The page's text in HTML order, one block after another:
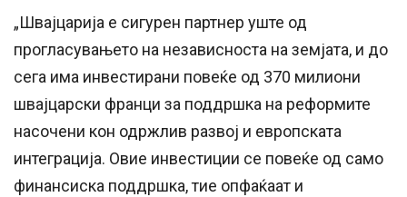
„Швајцарија е сигурен партнер уште од
прогласувањето на независноста на земјата, и до
сега има инвестирани повеќе од 370 милиони
швајцарски франци за поддршка на реформите
насочени кон одржлив развој и европската
интеграција. Овие инвестиции се повеќе од само
финансиска поддршка, тие опфаќаат и